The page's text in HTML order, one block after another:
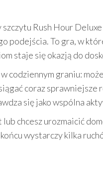
szczytu Rush Hour
podejścia. To gra, w
staje się okazją do
codziennym graniu:
coraz sprawniejsze
się jako wspólna
lub chcesz urozmaicić
wystarczy kilka